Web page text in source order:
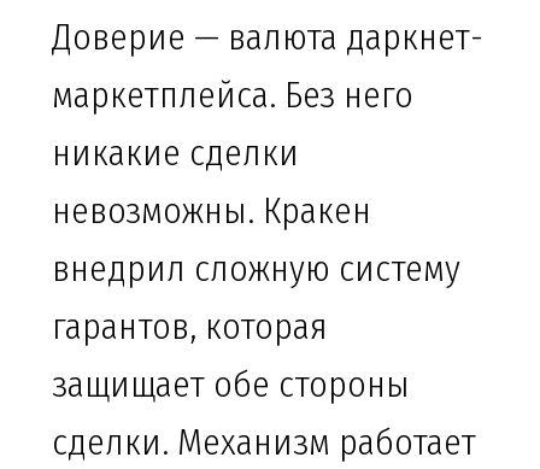
Доверие — валюта даркнет-
маркетплейса. Без него
никакие сделки
невозможны. Кракен
внедрил сложную систему
гарантов, которая
защищает обе стороны
сделки. Механизм работает